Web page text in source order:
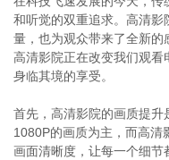
和听觉的双重追求。高清
量，也为观众带来了全新的
高清影院正在改变我们观看
身临其境的享受。
首先，高清影院的画质提升
1080P的画质为主，而高清
画面清晰度，让每一个细